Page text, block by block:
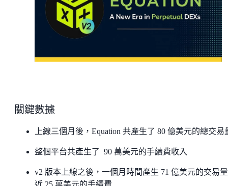
關鍵數據
上線三個月後，Equation 共產生了 80 億美元的總交易
整個平台共產生了 90 萬美元的手續費收入
v2 版本上線之後，一個月時間產生 71 億美元的交易
近 25 萬美元的手續費